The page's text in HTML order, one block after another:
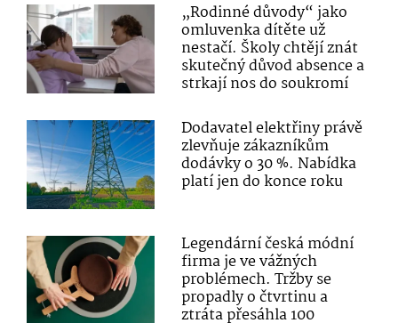
„Rodinné důvody“ jako
omluvenka dítěte už
nestačí. Školy chtějí znát
skutečný důvod absence a
strkají nos do soukromí
Dodavatel elektřiny právě
zlevňuje zákazníkům
dodávky o 30 %. Nabídka
platí jen do konce roku
Legendární česká módní
firma je ve vážných
problémech. Tržby se
propadly o čtvrtinu a
ztráta přesáhla 100